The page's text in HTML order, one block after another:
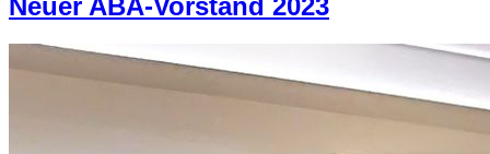
Neuer ABA-Vorstand 2023